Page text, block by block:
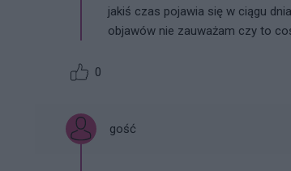
jakiś czas pojawia się w ciągu
objawów nie zauważam czy to
0
gość